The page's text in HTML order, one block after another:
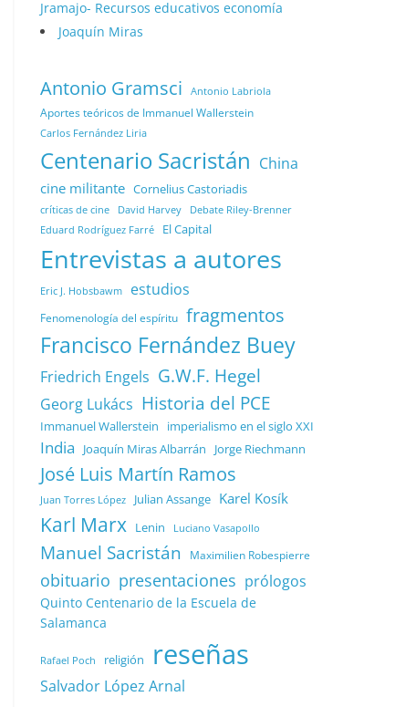
Jramajo- Recursos educativos economía
Joaquín Miras
Antonio Gramsci Antonio Labriola
Aportes teóricos de Immanuel Wallerstein
Carlos Fernández Liria
Centenario Sacristán China
cine militante Cornelius Castoriadis
críticas de cine David Harvey Debate Riley-Brenner
Eduard Rodríguez Farré El Capital
Entrevistas a autores
Eric J. Hobsbawm estudios
Fenomenología del espíritu fragmentos
Francisco Fernández Buey
Friedrich Engels G.W.F. Hegel
Georg Lukács Historia del PCE
Immanuel Wallerstein imperialismo en el siglo XXI
India Joaquín Miras Albarrán Jorge Riechmann
José Luis Martín Ramos
Juan Torres López Julian Assange Karel Kosík
Karl Marx Lenin Luciano Vasapollo
Manuel Sacristán Maximilien Robespierre
obituario presentaciones prólogos
Quinto Centenario de la Escuela de
Salamanca
Rafael Poch religión reseñas
Salvador López Arnal